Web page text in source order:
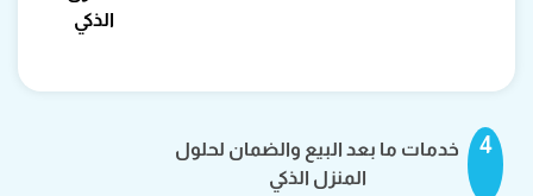
الذكي
4
خدمات ما بعد البيع والضمان لحلول
المنزل الذكي